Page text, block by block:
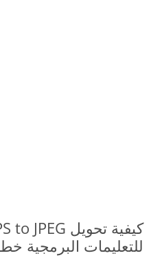
للتعليمات البرمجية